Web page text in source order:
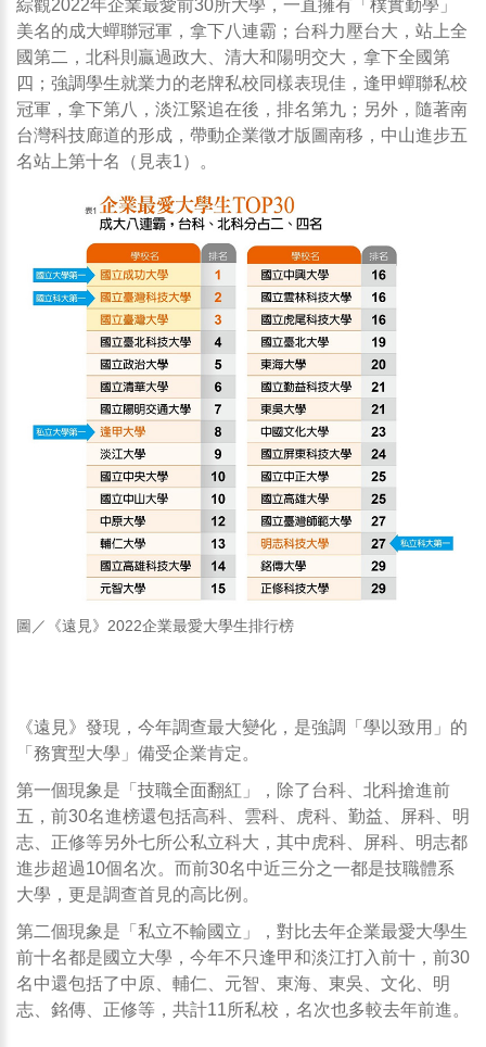
綜觀2022年企業最愛前30所大學，一直擁有「樸實勤學」
美名的成大蟬聯冠軍，拿下八連霸；台科力壓台大，站上全
國第二，北科則贏過政大、清大和陽明交大，拿下全國第
四；強調學生就業力的老牌私校同樣表現佳，逢甲蟬聯私校
冠軍，拿下第八，淡江緊追在後，排名第九；另外，隨著南
台灣科技廊道的形成，帶動企業徵才版圖南移，中山進步五
名站上第十名（見表1）。
圖／《遠見》2022企業最愛大學生排行榜
《遠見》發現，今年調查最大變化，是強調「學以致用」的
「務實型大學」備受企業肯定。
第一個現象是「技職全面翻紅」，除了台科、北科搶進前
五，前30名進榜還包括高科、雲科、虎科、勤益、屏科、明
志、正修等另外七所公私立科大，其中虎科、屏科、明志都
進步超過10個名次。而前30名中近三分之一都是技職體系
大學，更是調查首見的高比例。
第二個現象是「私立不輸國立」，對比去年企業最愛大學生
前十名都是國立大學，今年不只逢甲和淡江打入前十，前30
名中還包括了中原、輔仁、元智、東海、東吳、文化、明
志、銘傳、正修等，共計11所私校，名次也多較去年前進。